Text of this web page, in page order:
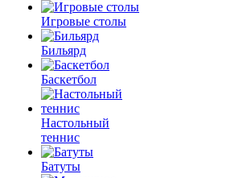
Игровые столы
Бильярд
Баскетбол
Настольный
теннис
Батуты